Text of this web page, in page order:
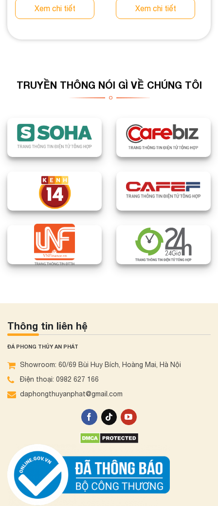
Xem chi tiết Xem chi tiết
TRUYỀN THÔNG NÓI GÌ VỀ CHÚNG TÔI
Thông tin liên hệ
ĐÁ PHONG THỦY AN PHÁT
Showroom: 60/69 Bùi Huy Bích, Hoàng Mai, Hà Nội
Điện thoại: 0982 627 166
daphongthuyanphat@gmail.com